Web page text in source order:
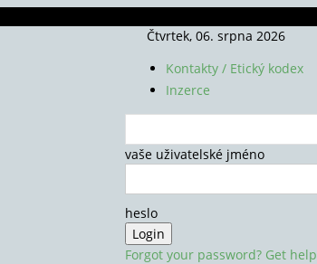
Čtvrtek, 06. srpna 2026
Kontakty / Etický kodex
Inzerce
vaše uživatelské jméno
heslo
Forgot your password? Get help